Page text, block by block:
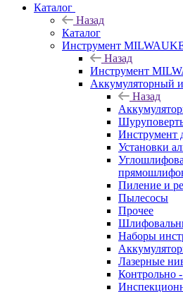
Каталог
Назад
Каталог
Инструмент
Назад
Инструмент
Аккумуляторный
Назад
Инструмент
Установки
Пиление и
Пылесосы
Прочее
Наборы
Лазерные
Контрольно